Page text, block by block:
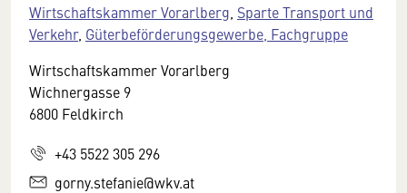
Wirtschaftskammer Vorarlberg Sparte Transport und
Verkehr, Güterbeförderungsgewerbe, Fachgruppe
Wirtschaftskammer Vorarlberg
Wichnergasse 9
6800 Feldkirch
+43 5522 305 296
gorny.stefanie@wkv.at